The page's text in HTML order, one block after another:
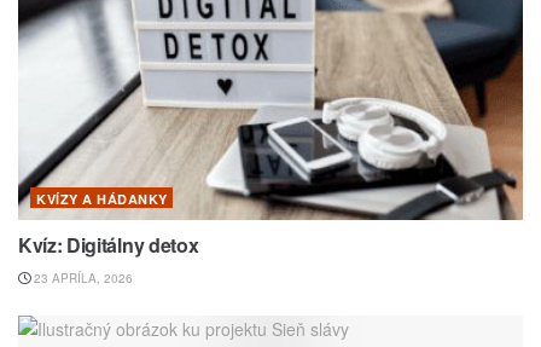
KVÍZY A HÁDANKY
Kvíz: Digitálny detox
23 APRÍLA, 2026